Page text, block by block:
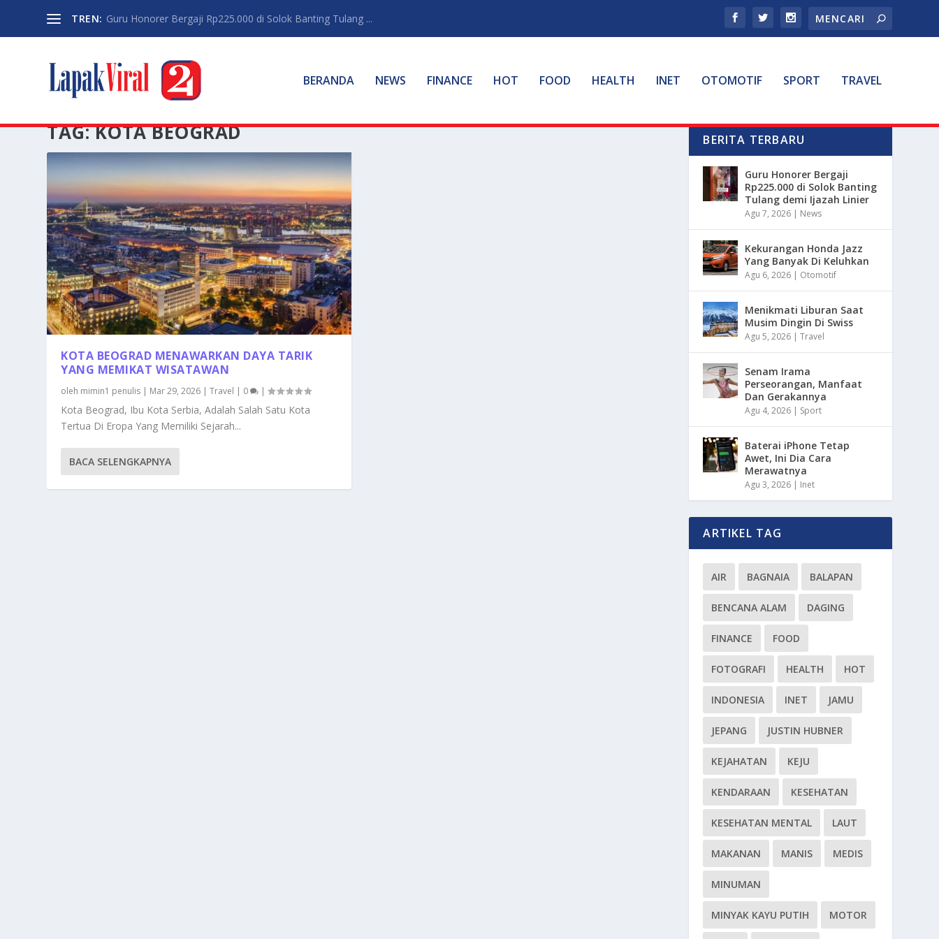
TREN: Guru Honorer Bergaji Rp225.000 di Solok Banting Tulang ...
BERANDA NEWS FINANCE HOT FOOD HEALTH INET OTOMOTIF SPORT TRAVEL
TAG:KOTA BEOGRAD
KOTA BEOGRAD MENAWARKAN DAYA TARIK
YANG MEMIKAT WISATAWAN
oleh mimin1 penulis Mar 29, 2026 |Travel 0 |
Kota Beograd, Ibu Kota Serbia, Adalah Salah Satu Kota
Tertua Di Eropa Yang Memiliki Sejarah...
BACA SELENGKAPNYA
BERITA TERBARU
Guru Honorer Bergaji
Rp225.000 di Solok Banting
Tulang demi Ijazah Linier
Agu 7, 2026 | News
Kekurangan Honda Jazz
Yang Banyak Di Keluhkan
Agu 6, 2026 | Otomotif
Menikmati Liburan Saat
Musim Dingin Di Swiss
Agu 5, 2026 |Travel
Senam Irama
Perseorangan, Manfaat
Dan Gerakannya
Agu 4, 2026 | Sport
Baterai iPhone Tetap
Awet, Ini Dia Cara
Merawatnya
Agu 3, 2026 | Inet
ARTIKEL TAG
AIR BAGNAIA BALAPAN
BENCANA ALAM DAGING
FINANCE FOOD
FOTOGRAFI HEALTH HOT
INDONESIA INET JAMU
JEPANG JUSTIN HUBNER
KEJAHATAN KEJU
KENDARAAN KESEHATAN
KESEHATAN MENTAL LAUT
MAKANAN MANIS MEDIS
MINUMAN
MINYAK KAYU PUTIH MOTOR